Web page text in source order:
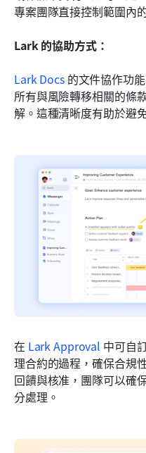
專案團隊直接控制範圍內
Lark 的協助方式：
Lark Docs 的文件協作功
所有與風險轉移相關的條
解。這種清晰度有助於避
在 Lark Approval 中可自
理合約的過程，確保合規
回饋與核准，團隊可以確
分處理。